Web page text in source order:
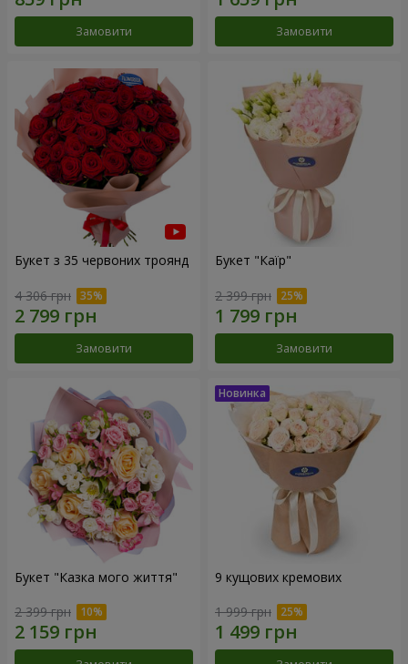
Замовити Замовити
Букет з 35 червоних троянд
4 306 грн
Замовити
Букет "Каїр"
2 399 грн
Замовити
Букет "Казка мого життя"
2 399 грн
9 кущових кремових
1 999 грн